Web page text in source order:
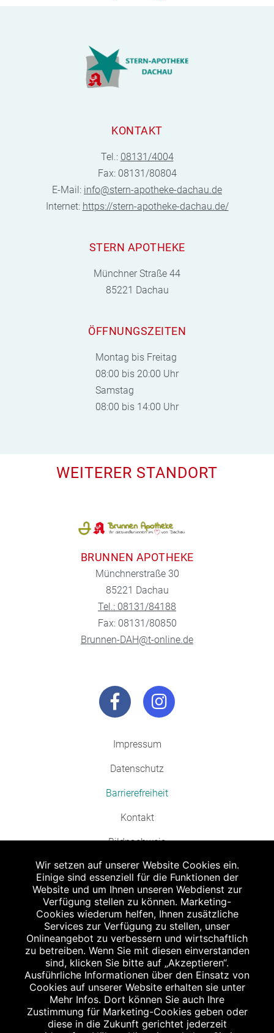
KONTAKT
Tel.: 08131/4004
Fax: 08131/80804
E-Mail: info@stern-apotheke-dachau.de
Internet: https://stern-apotheke-dachau.de/
STERN APOTHEKE
Münchner Straße 44
85221 Dachau
ÖFFNUNGSZEITEN
Montag bis Freitag
08:00 bis 20:00 Uhr
Samstag
08:00 bis 14:00 Uhr
WEITERER STANDORT
BRUNNEN APOTHEKE
Münchnerstraße 30
85221 Dachau
Tel.: 08131/84188
Fax: 08131/80850
Brunnen-DAH@t-online.de
Impressum
Datenschutz
Barrierefreiheit
Kontakt
Bildnachweis
Abgabe in haushaltsüblichen Mengen, solange der Vorrat reicht. Für Druck-
und Satzfehler keine Haftung.
Zu Risiken und Nebenwirkungen lesen Sie die Packungsbeilage und fragen
Sie Ihren Arzt oder Apotheker.
Angabe nach der deutschen Arzneimitteltaxe Apothekenerstattungspreis
(AEP). Der AEP ist keine unverbindliche Preisempfehlung der Hersteller. Der
AEP ist ein von den Apotheken in Ansatz gebrachter Preis für rezeptfreie
Arzneimittel. Er entspricht in der Höhe dem für Apotheken verbindlichen
Abgabepreis, zu dem eine Apotheke in bestimmten Fällen (z.B. bei Kindern
unter 12 Jahren) das Produkt mit der gesetzlichen Krankenversicherung
abrechnet. Der AEP ist der allgemeine Erstattungspreis im Falle einer
Kostenübernahme durch die gesetzlichen Krankenkassen, vor Abzug eines
Wir setzen auf unserer Website Cookies ein.
Einige sind essenziell für die Funktionen der
Website und um Ihnen unseren Webdienst zur
Verfügung stellen zu können. Marketing-
Cookies wiederum helfen, Ihnen zusätzliche
Services zur Verfügung zu stellen, unser
Onlineangebot zu verbessern und wirtschaftlich
zu betreiben. Wenn Sie mit diesen einverstanden
sind, klicken Sie bitte auf „Akzeptieren“.
Ausführliche Informationen über den Einsatz von
Cookies auf unserer Website erhalten sie unter
Mehr Infos. Dort können Sie auch Ihre
Zustimmung für Marketing-Cookies geben oder
diese in die Zukunft gerichtet jederzeit